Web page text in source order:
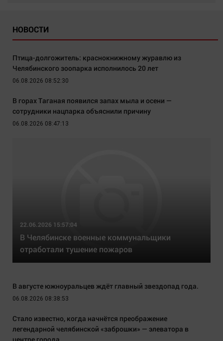
НОВОСТИ
Птица-долгожитель: краснокнижному журавлю из
Челябинского зоопарка исполнилось 20 лет
06.08.2026 08:52:30
В горах Таганая появился запах мыла и осени —
сотрудники нацпарка объяснили причину
06.08.2026 08:47:13
22.06.2026 15:57:04
В Челябинске военные коммунальщики
отработали тушение пожаров
В августе южноуральцев ждёт главный звездопад года.
06.08.2026 08:38:53
Стало известно, когда начнётся преображение
легендарной челябинской «заброшки» — элеватора в